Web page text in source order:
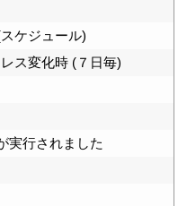
スケジュール)
ス変化時 ( ７日毎)
実行されました